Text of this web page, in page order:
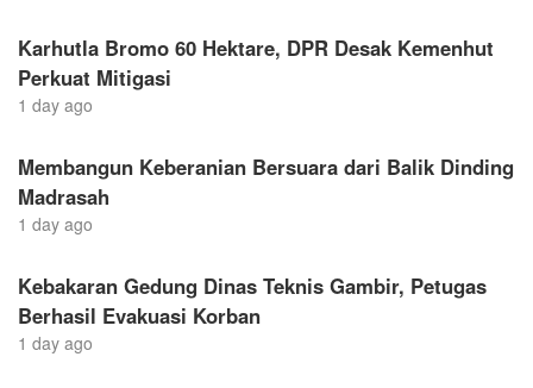
Karhutla Bromo 60 Hektare, DPR Desak Kemenhut
Perkuat Mitigasi
1 day ago
Membangun Keberanian Bersuara dari Balik Dinding
Madrasah
1 day ago
Kebakaran Gedung Dinas Teknis Gambir, Petugas
Berhasil Evakuasi Korban
1 day ago